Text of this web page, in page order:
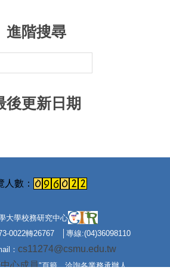
進階搜尋
後更新日期
大學校務研究中心
0022轉26767 │專線:(04)36098110
： cs11274@csmu.edu.tw
中心成員"頁籤，洽詢各業務承辦人